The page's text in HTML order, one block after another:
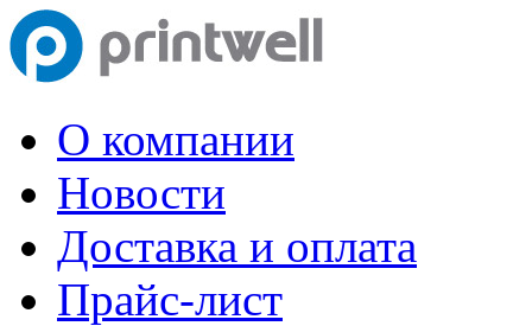
О компании
Новости
Доставка и оплата
Прайс-лист